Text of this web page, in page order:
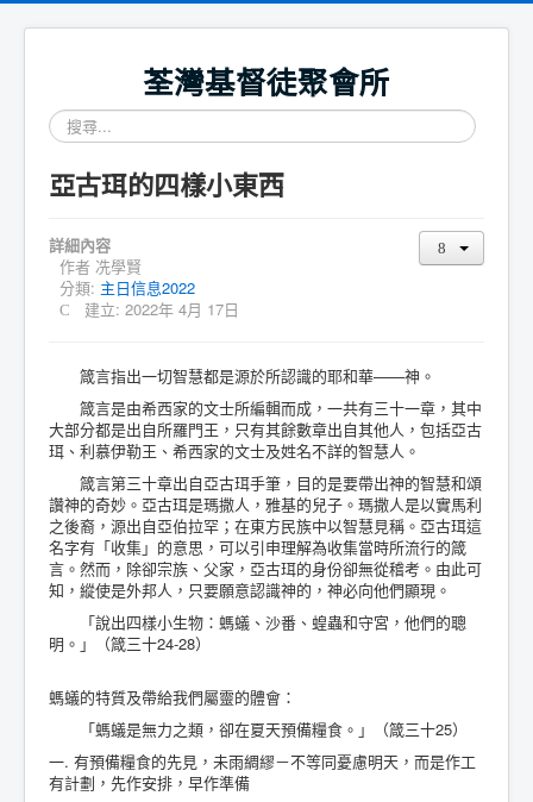
荃灣基督徒聚會所
搜
尋...
亞古珥的四樣小東西
詳細內容
作者 冼學賢
分類: 主日信息2022
建立: 2022年 4月 17日
箴言指出一切智慧都是源於所認識的耶和華——神。
箴言是由希西家的文士所編輯而成，一共有三十一章，其中
大部分都是出自所羅門王，只有其餘數章出自其他人，包括亞古
珥、利慕伊勒王、希西家的文士及姓名不詳的智慧人。
箴言第三十章出自亞古珥手筆，目的是要帶出神的智慧和頌
讚神的奇妙。亞古珥是瑪撒人，雅基的兒子。瑪撒人是以實馬利
之後裔，源出自亞伯拉罕；在東方民族中以智慧見稱。亞古珥這
名字有「收集」的意思，可以引申理解為收集當時所流行的箴
言。然而，除卻宗族、父家，亞古珥的身份卻無從稽考。由此可
知，縱使是外邦人，只要願意認識神的，神必向他們顯現。
「說出四樣小生物：螞蟻、沙番、蝗蟲和守宮，他們的聰
明。」（箴三十24-28）
螞蟻的特質及帶給我們屬靈的體會：
「螞蟻是無力之類，卻在夏天預備糧食。」（箴三十25）
一. 有預備糧食的先見，未雨綢繆－不等同憂慮明天，而是作工
有計劃，先作安排，早作準備